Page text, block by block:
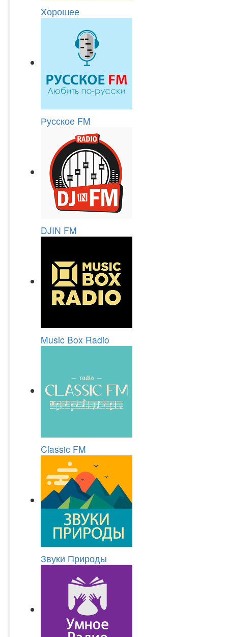
Хорошее
Русское FM
DJIN FM
Music Box Radio
Classic FM
Звуки Природы